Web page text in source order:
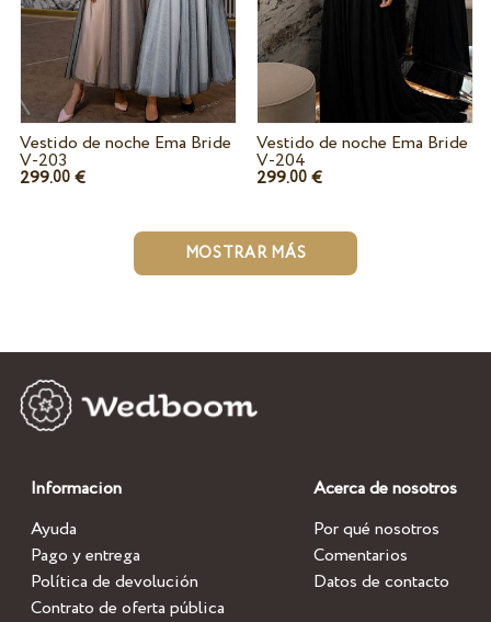
Vestido de noche Ema Bride
V-203
299.00€
Vestido de noche Ema Bride
V-204
299.00 €
MOSTRAR MÁS
Informacion
Ayuda
Pago y entrega
Política de devolución
Contrato de oferta pública
Acerca de nosotros
Por qué nosotros
Comentarios
Datos de contacto